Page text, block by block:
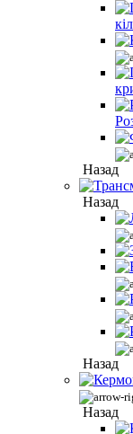
Назад
Назад
Назад
Назад